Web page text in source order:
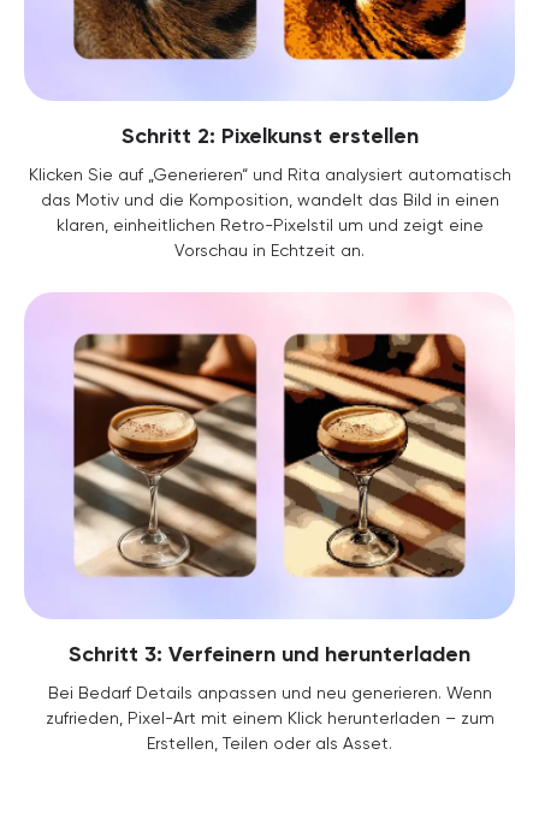
Schritt 2: Pixelkunst erstellen
Klicken Sie auf „Generieren“ und Rita analysiert automatisch
das Motiv und die Komposition, wandelt das Bild in einen
klaren, einheitlichen Retro-Pixelstil um und zeigt eine
Vorschau in Echtzeit an.
Schritt 3: Verfeinern und herunterladen
Bei Bedarf Details anpassen und neu generieren. Wenn
zufrieden, Pixel-Art mit einem Klick herunterladen – zum
Erstellen, Teilen oder als Asset.